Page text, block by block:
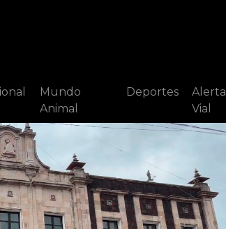
Mundo
Animal
Deportes
Alerta
Vial